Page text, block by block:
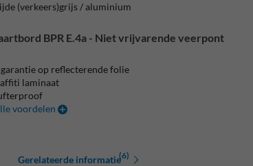
(verkeers)grijs / aluminium
BPR E.4a - Niet vrijvarende veerpont
op reflecterende folie
laminaat
voordelen
Gerelateerde informatie(6)